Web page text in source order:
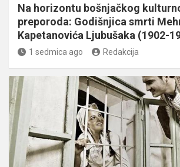
Na horizontu bošnjačkog
preporoda: Godišnjica smrti
Kapetanovića Ljubušaka (1902-
1 sedmica ago Redakcija